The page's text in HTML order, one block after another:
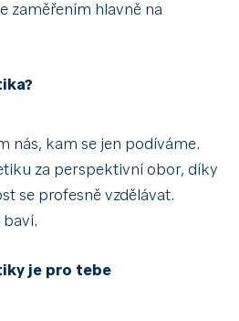
zaměřením hlavně na
nás, kam se jen podíváme.
za perspektivní obor, díky
se profesně vzdělávat.
je pro tebe